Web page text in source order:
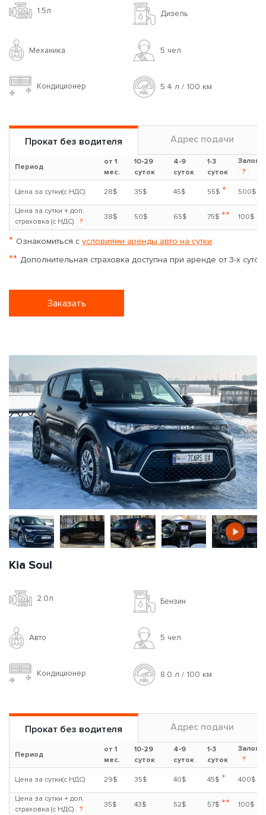
1.5л Дизель
Механика 5 чел
Кондиционер 5.4 л / 100 км
Прокат без водителя Адрес подачи
Период
от 1
мес.
10-29
суток
4-9
суток
1-3
суток
Залог
?
Цена за сутки(с НДС) 28$ 35$ 45$ 55$ * 500$
Цена за сутки + доп.
страховка (с НДС)
?
38$ 50$ 65$ 75$ ** 100$
* Ознакомиться с условиями аренды авто на сутки
** Дополнительная страховка доступна при аренде от 3-х суток
Заказать
Kia Soul
2.0л Бензин
Авто 5 чел
Кондиционер 8.0 л / 100 км
Прокат без водителя Адрес подачи
Период
от 1
мес.
10-29
суток
4-9
суток
1-3
суток
Залог
?
Цена за сутки(с НДС) 29$ 35$ 40$ 45$ * 400$
Цена за сутки + доп.
страховка (с НДС)
?
35$ 43$ 52$ 57$ ** 100$